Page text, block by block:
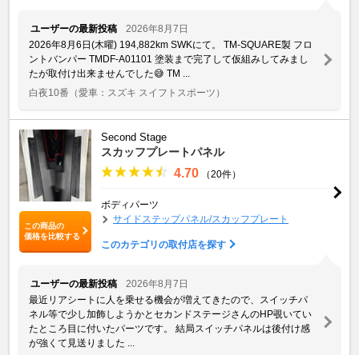
ユーザーの最新投稿
2026年8月7日
2026年8月6日(木曜) 194,882km SWKにて。 TM-SQUARE製 フロ
ントバンパー TMDF-A01101 塗装まで完了して仮組みしてみまし
たが取付け出来ませんでした😅 TM ...
白夜10番 （愛車：スズキ スイフトスポーツ）
この商品の
価格を比較する
Second Stage
スカッフプレートパネル
4.70 （20件）
ボディパーツ
サイドステップパネル/スカッフプレート
このカテゴリの取付店を探す
ユーザーの最新投稿
2026年8月7日
最近リアシートに人を乗せる機会が増えてきたので、スイッチパ
ネル等で少し加飾しようかとセカンドステージさんのHP覗いてい
たところ目に付いたパーツです。 結局スイッチパネルは後付け感
が強くて見送りました ...